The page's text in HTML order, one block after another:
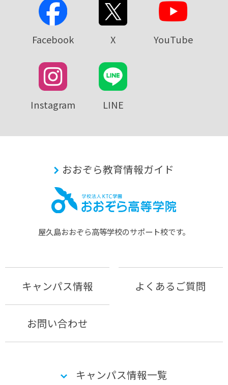
Facebook X YouTube
Instagram LINE
おおぞら教育情報ガイド
屋久島おおぞら⾼等学校のサポート校です。
キャンパス情報 よくあるご質問
お問い合わせ
キャンパス情報一覧